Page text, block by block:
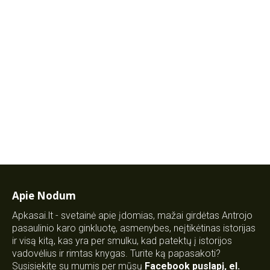
Apie Nodum
Apkasai.lt - svetainė apie įdomias, mažai girdėtas Antrojo
pasaulinio karo ginkluotę, asmenybes, neįtikėtinas istorijas
ir visą kitą, kas yra per smulku, kad patektų į istorijos
vadovėlius ir rimtas knygas. Turite ką papasakoti?
Susisiekite su mumis per mūsų Facebook puslapį, el.